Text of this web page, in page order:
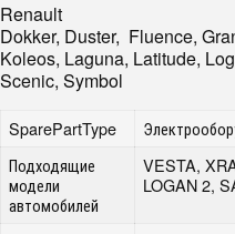
Renault
Dokker, Duster, Fluence,
Koleos, Laguna, Latitude,
Scenic, Symbol
SparePartType
Подходящие
модели
автомобилей
VESTA,
LOGAN 2,